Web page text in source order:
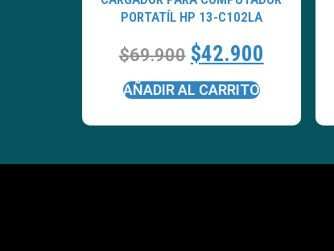
PORTATÍL HP 13-C102LA
$69.900 $42.900
AÑADIR AL CARRITO